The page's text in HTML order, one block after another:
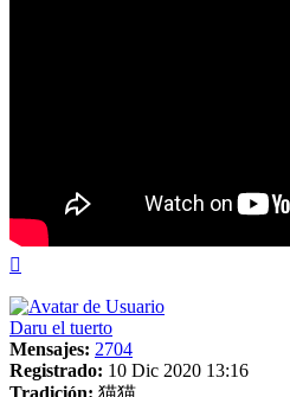
Daru el tuerto
Mensajes: 2704
Registrado: 10 Dic 2020 13:16
Tradición: 猫猫